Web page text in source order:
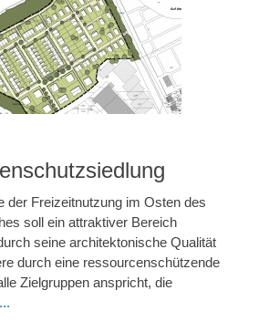
der Freizeitnutzung im Osten des
soll ein attraktiver Bereich
seine architektonische Qualität
durch eine ressourcenschützende
Zielgruppen anspricht, die